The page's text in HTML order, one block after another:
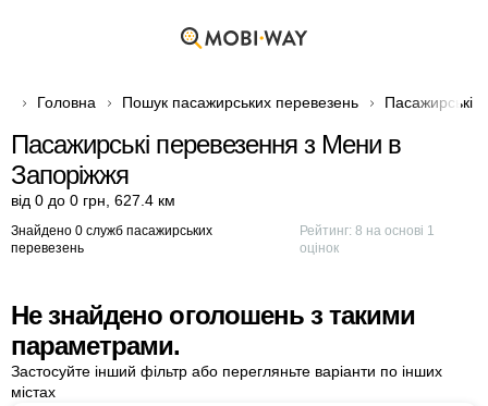
Головна Пошук пасажирських перевезень Пасажирські
Пасажирські перевезення з Мени в
Запоріжжя
від 0 до 0 грн 627.4 км
Знайдено 0 служб пасажирських
перевезень
Рейтинг:8 на основі 1
оцінок
Не знайдено оголошень з такими
параметрами.
Застосуйте інший фільтр або перегляньте варіанти по інших
містах